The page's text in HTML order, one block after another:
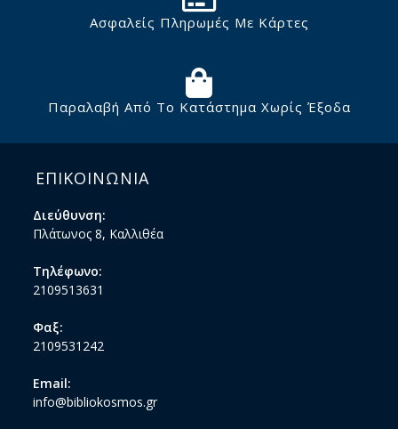
Ασφαλείς Πληρωμές Με Κάρτες
Παραλαβή Από Το Κατάστημα Χωρίς Έξοδα
ΕΠΙΚΟΙΝΩΝΙΑ
Διεύθυνση:
Πλάτωνος 8, Καλλιθέα
Τηλέφωνο:
2109513631
Φαξ:
2109531242
Email:
info@bibliokosmos.gr